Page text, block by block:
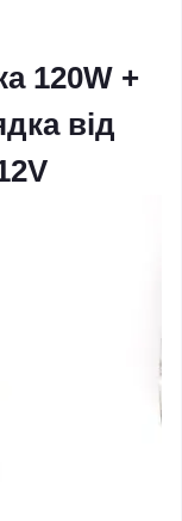
120W +
від